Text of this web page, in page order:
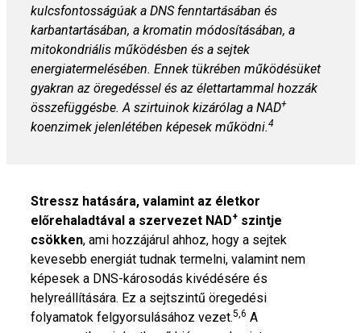
kulcsfontosságúak a DNS fenntartásában és
karbantartásában, a kromatin módosításában, a
mitokondriális működésben és a sejtek
energiatermelésében. Ennek tükrében működésüket
gyakran az öregedéssel és az élettartammal hozzák
összefüggésbe. A szirtuinok kizárólag a NAD+
koenzimek jelenlétében képesek működni.4
Stressz hatására, valamint az életkor
előrehaladtával a szervezet NAD+szintje
csökken, ami hozzájárul ahhoz, hogy a sejtek
kevesebb energiát tudnak termelni, valamint nem
képesek a DNS-károsodás kivédésére és
helyreállítására. Ez a sejtszintű öregedési
folyamatok felgyorsulásához vezet.5,6 A